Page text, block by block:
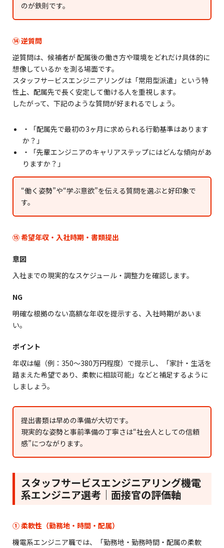
のが鉄則です。
⑭ 逆質問
逆質問は、候補者が 配属後の働き方や環境をどれだけ具体的に
想像しているか を測る場面です。
スタッフサービスエンジニアリングは「常用型派遣」という特
性上、配属先で長く安定して働ける人を重視します。
したがって、下記のような質問が好まれるでしょう。
・「配属先で最初の3ヶ月に求められる行動基準はあります
か？」
・「先輩エンジニアのキャリアステップにはどんな傾向があ
りますか？」
“働く姿勢”や“学ぶ意欲”を伝える質問を選ぶと好印象で
す。
⑮ 希望年収・入社時期・書類提出
意図
入社までの現実的なスケジュール・調整力を確認します。
NG
明確な根拠のない高額な年収を提示する、入社時期があいま
い。
ポイント
年収は幅（例：350〜380万円程度）で提示し、「家計・生活を
踏まえた希望であり、柔軟に相談可能」などと補足するように
しましょう。
提出書類は早めの準備が大切です。
現実的な姿勢と事前準備の丁寧さは“社会人としての信頼
感”につながります。
スタッフサービスエンジニアリング機電
系エンジニア選考｜面接官の評価軸
① 柔軟性（勤務地・時間・配属）
機電系エンジニア職では、「勤務地・勤務時間・配属の柔軟